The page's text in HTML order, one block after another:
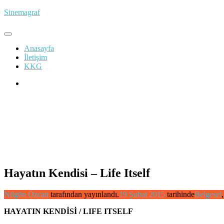
İçeriğe
Sinemagraf
Anasayfa
İletişim
KKG
Hayatın Kendisi – Life Itself
Nilgün Özcan tarafından yayınlandı.19 Şubat 2015 tarihindeBelgesel,
HAYATIN KENDİSİ / LIFE ITSELF